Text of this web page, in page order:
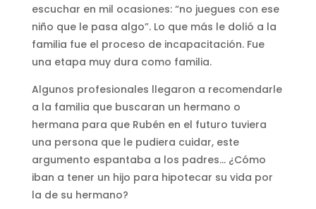
escuchar en mil ocasiones: “no juegues con ese
niño que le pasa algo”. Lo que más le dolió a la
familia fue el proceso de incapacitación. Fue
una etapa muy dura como familia.
Algunos profesionales llegaron a recomendarle
a la familia que buscaran un hermano o
hermana para que Rubén en el futuro tuviera
una persona que le pudiera cuidar, este
argumento espantaba a los padres… ¿Cómo
iban a tener un hijo para hipotecar su vida por
la de su hermano?